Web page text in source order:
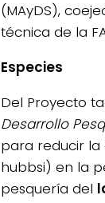
(MAyDS),
técnica de la
Especies
Del Proyecto
Desarrollo
para reducir
hubbsi) en la
pesquería del